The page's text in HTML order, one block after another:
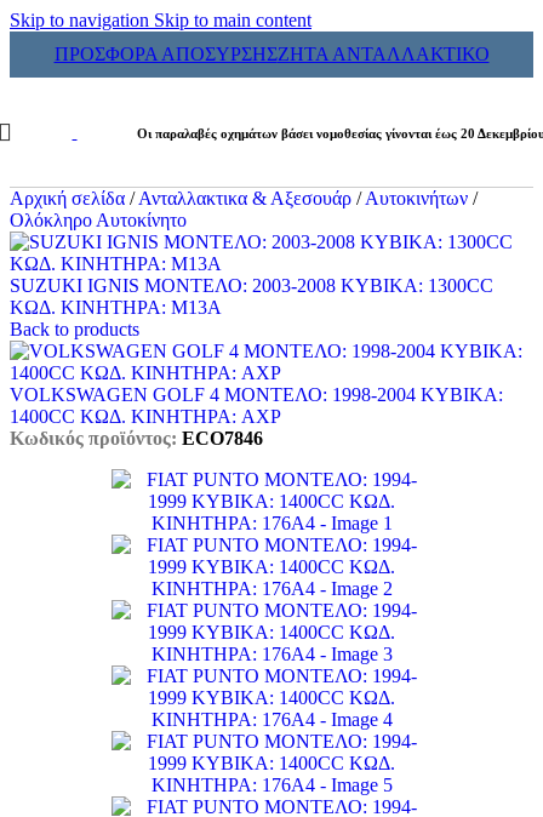
Skip to navigation Skip to main content
ΠΡΟΣΦΟΡΑ ΑΠΟΣΥΡΣΗΣΖΗΤΑ ΑΝΤΑΛΛΑΚΤΙΚΟ
Οι παραλαβές οχημάτων βάσει νομοθεσίας γίνονται έως 20
Αρχική σελίδα / Ανταλλακτικα & Αξεσουάρ / Αυτοκινήτων /
Ολόκληρο Αυτοκίνητο
SUZUKI IGNIS ΜΟΝΤΕΛΟ: 2003-2008 ΚΥΒΙΚΑ: 1300CC
ΚΩΔ. ΚΙΝΗΤΗΡΑ: M13A
Back to products
VOLKSWAGEN GOLF 4 ΜΟΝΤΕΛΟ: 1998-2004 ΚΥΒΙΚΑ:
1400CC ΚΩΔ. ΚΙΝΗΤΗΡΑ: AXP
Κωδικός προϊόντος: ECO7846